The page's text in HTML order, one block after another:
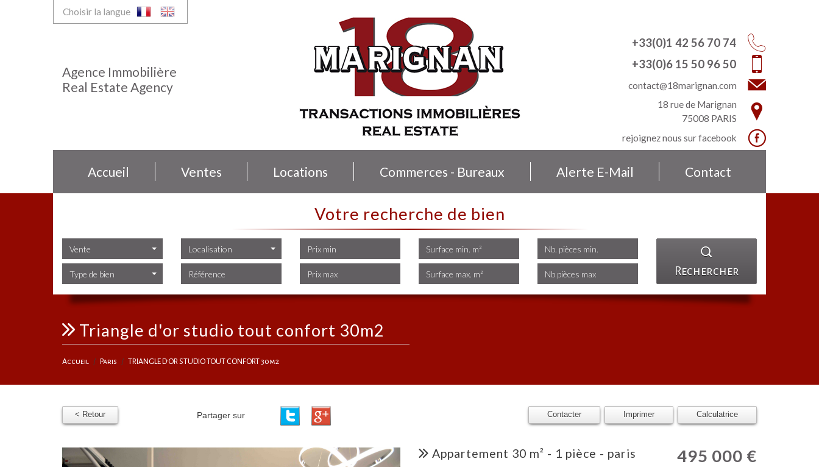
Choisir la langue
Agence Immobilière
Real Estate Agency
+33(0)1 42 56 70 74
+33(0)6 15 50 96 50
contact@18marignan.com
18 rue de Marignan
75008 PARIS
rejoignez nous surfacebook
Accueil Ventes Locations Commerces - Bureaux Alerte E-Mail Contact
votre recherche de bien
Vente
Type de bien
Localisation
Rechercher
triangle d'or studio tout confort 30m2
Accueil Paris TRIANGLE D'OR STUDIO TOUT CONFORT 30m2
< Retour Partager sur Contacter Imprimer Calculatrice
appartement 30 m² - 1 pièce - paris 495 000 €